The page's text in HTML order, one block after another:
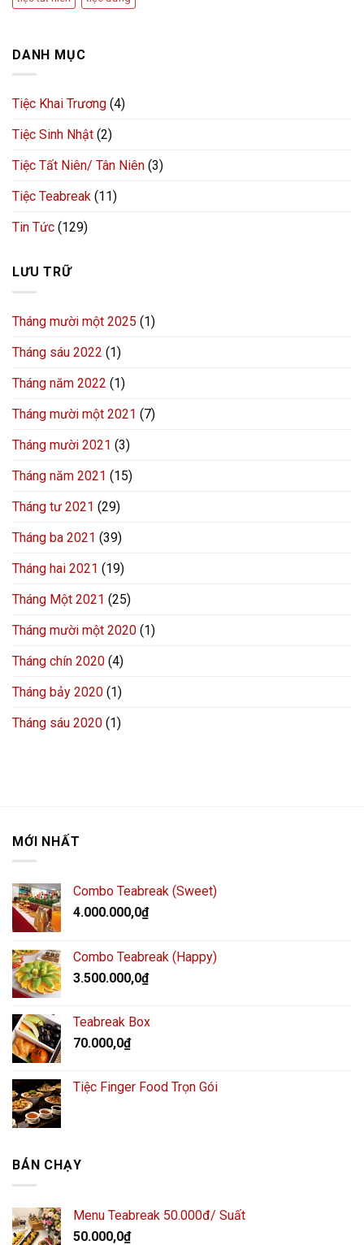
DANH MỤC
Tiệc Khai Trương (4)
Tiệc Sinh Nhật (2)
Tiệc Tất Niên/ Tân Niên (3)
Tiệc Teabreak (11)
Tin Tức (129)
LƯU TRỮ
Tháng mười một 2025 (1)
Tháng sáu 2022 (1)
Tháng năm 2022 (1)
Tháng mười một 2021 (7)
Tháng mười 2021 (3)
Tháng năm 2021 (15)
Tháng tư 2021 (29)
Tháng ba 2021 (39)
Tháng hai 2021 (19)
Tháng Một 2021 (25)
Tháng mười một 2020 (1)
Tháng chín 2020 (4)
Tháng bảy 2020 (1)
Tháng sáu 2020 (1)
MỚI NHẤT
Combo Teabreak (Sweet)
4.000.000,0₫
Combo Teabreak (Happy)
3.500.000,0₫
Teabreak Box
70.000,0₫
Tiệc Finger Food Trọn Gói
BÁN CHẠY
Menu Teabreak 50.000đ/ Suất
50.000,0₫